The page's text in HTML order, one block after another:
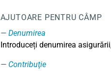
AJUTOARE PENTRU CÂMP
Denumirea
Introduceți denumirea
Contribuţie